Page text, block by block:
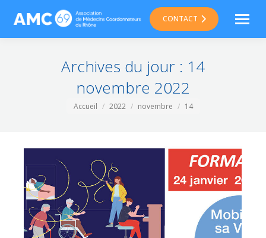
CONTACT
Archives du jour : 14
novembre 2022
Vous êtes ici :
Accueil 2022 novembre 14